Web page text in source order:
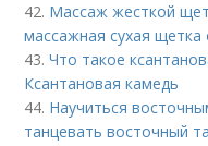
42. Массаж жесткой
массажная сухая
43.Что такое
Ксантановая камедь
44. Научиться
танцевать восточный